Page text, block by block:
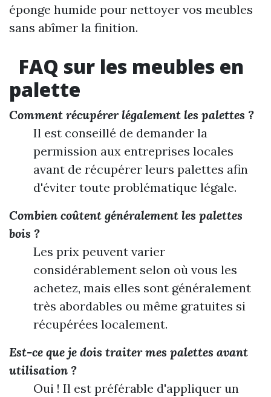
éponge humide pour nettoyer vos meubles
sans abîmer la finition.
FAQ sur les meubles en
palette
Comment récupérer légalement les palettes ?
Il est conseillé de demander la
permission aux entreprises locales
avant de récupérer leurs palettes afin
d'éviter toute problématique légale.
Combien coûtent généralement les palettes
bois ?
Les prix peuvent varier
considérablement selon où vous les
achetez, mais elles sont généralement
très abordables ou même gratuites si
récupérées localement.
Est-ce que je dois traiter mes palettes avant
utilisation ?
Oui ! Il est préférable d'appliquer un